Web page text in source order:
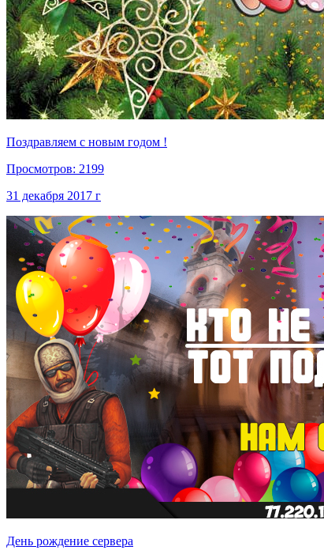
Поздравляем с новым годом !
Просмотров: 2199
31 декабря 2017 г
День рождение сервера